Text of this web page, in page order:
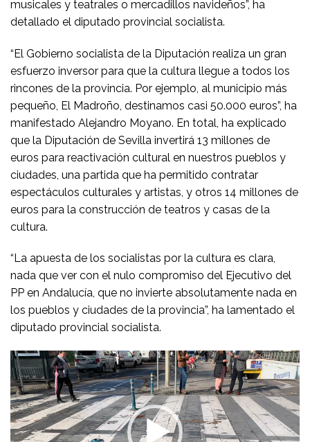
musicales y teatrales o mercadillos navideños”, ha
detallado el diputado provincial socialista.
“El Gobierno socialista de la Diputación realiza un gran
esfuerzo inversor para que la cultura llegue a todos los
rincones de la provincia. Por ejemplo, al municipio más
pequeño, El Madroño, destinamos casi 50.000 euros”, ha
manifestado Alejandro Moyano. En total, ha explicado
que la Diputación de Sevilla invertirá 13 millones de
euros para reactivación cultural en nuestros pueblos y
ciudades, una partida que ha permitido contratar
espectáculos culturales y artistas, y otros 14 millones de
euros para la construcción de teatros y casas de la
cultura.
“La apuesta de los socialistas por la cultura es clara,
nada que ver con el nulo compromiso del Ejecutivo del
PP en Andalucía, que no invierte absolutamente nada en
los pueblos y ciudades de la provincia”, ha lamentado el
diputado provincial socialista.
Reproductor
de
vídeo